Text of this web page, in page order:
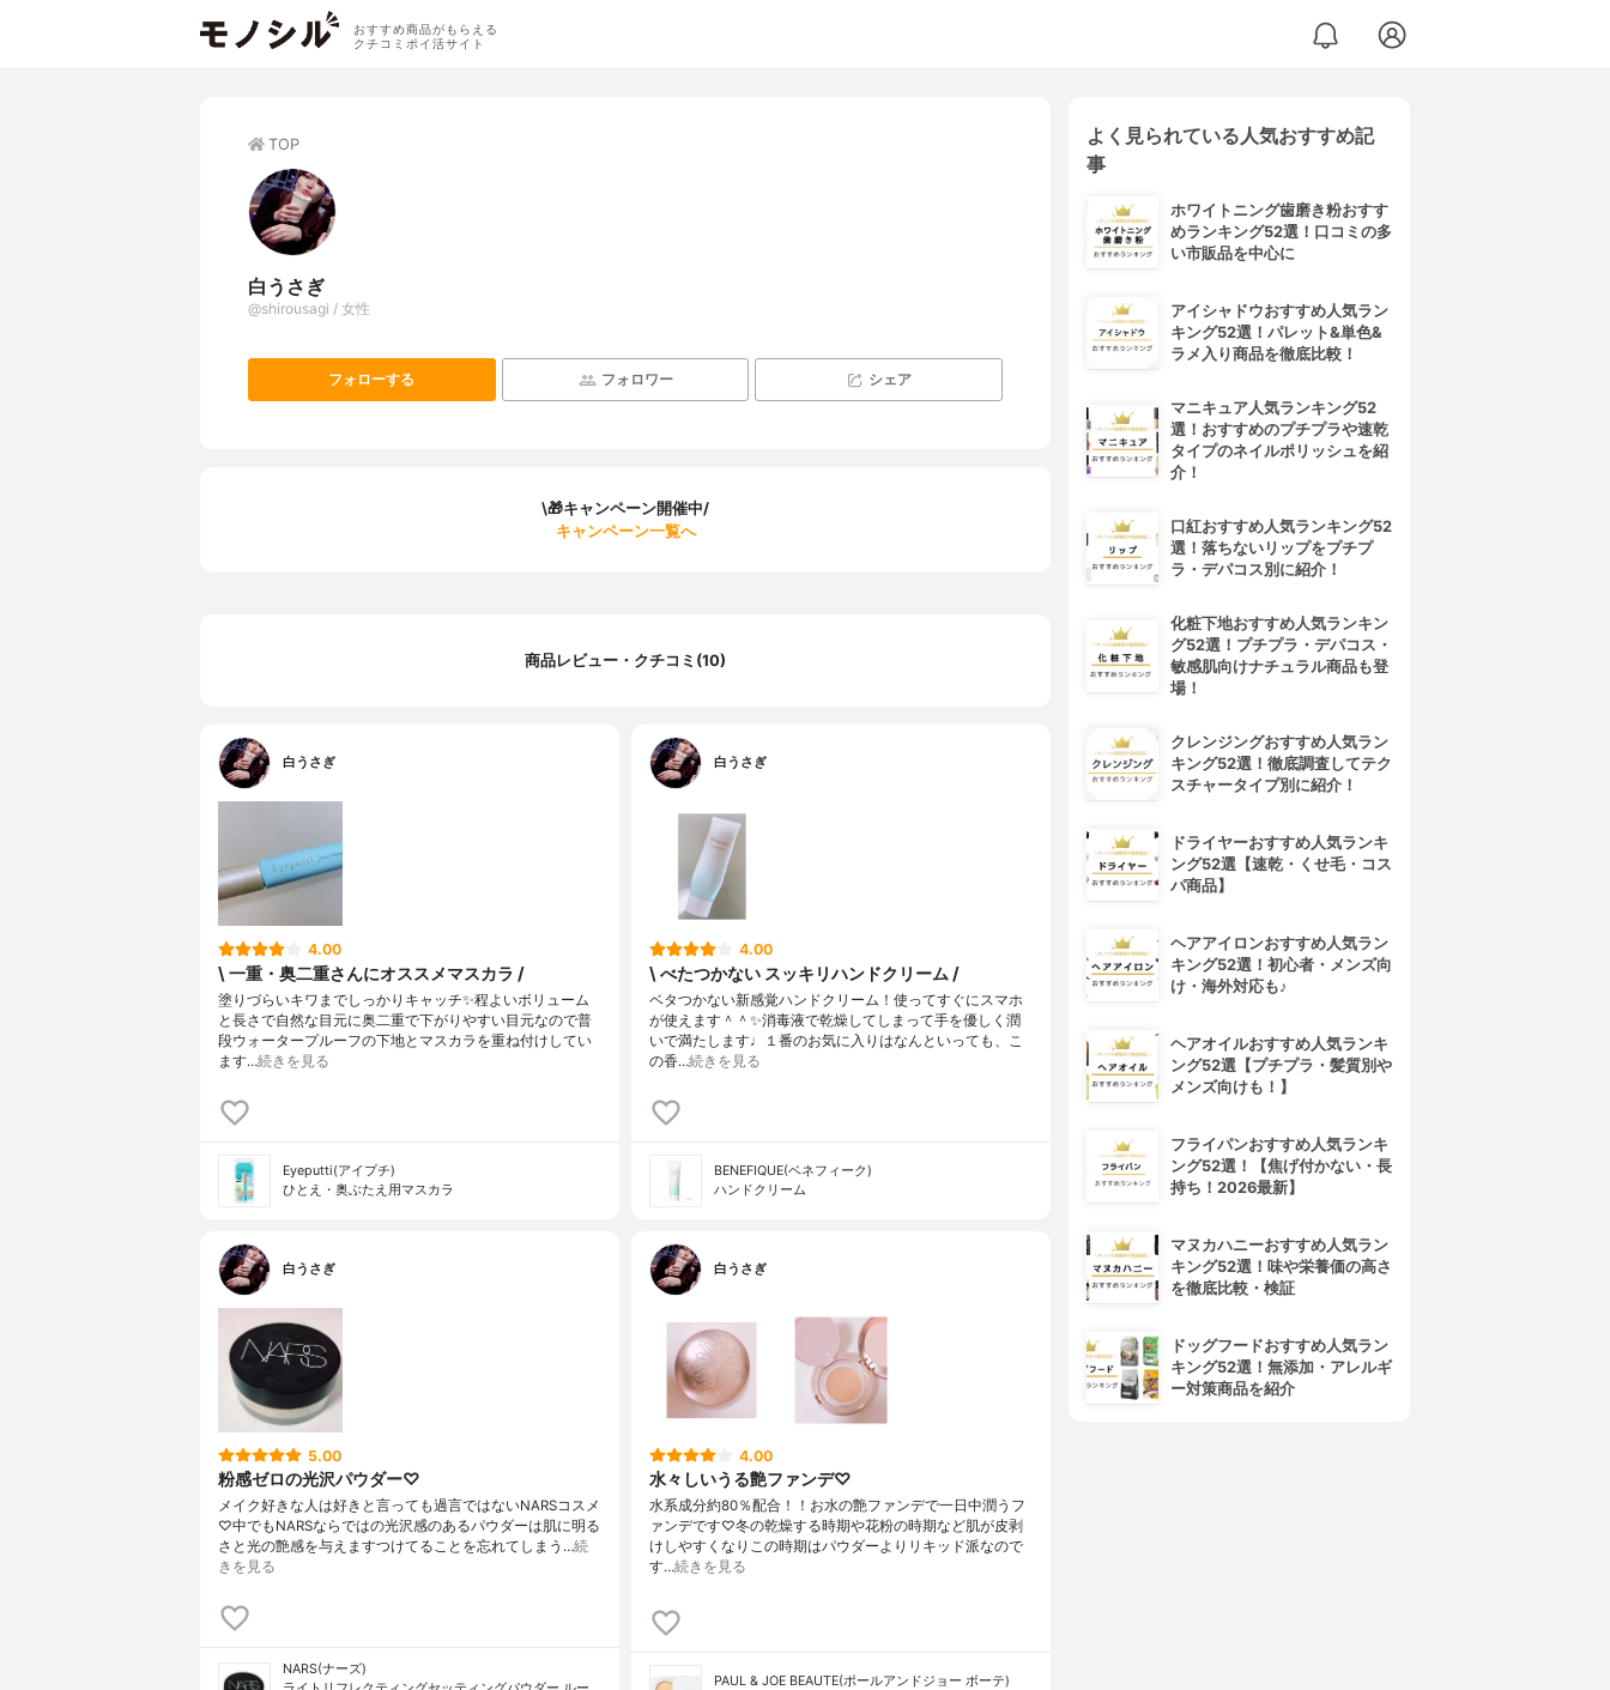
おすすめ商品がもらえる
クチコミポイ活サイト
TOP
白うさぎ
@shirousagi / 女性
フォローする フォロワー シェア
\🎁キャンペーン開催中/
キャンペーン一覧へ
商品レビュー・クチコミ(10)
白うさぎ
4.00
\ 一重・奥二重さんにオススメマスカラ /
塗りづらいキワまでしっかりキャッチ✨程よいボリューム
と長さで自然な目元に奥二重で下がりやすい目元なので普
段ウォータープルーフの下地とマスカラを重ね付けしてい
ます…続きを見る
Eyeputti(アイプチ)
ひとえ・奥ぶたえ用マスカラ
白うさぎ
4.00
\ べたつかない スッキリハンドクリーム /
ベタつかない新感覚ハンドクリーム！使ってすぐにスマホ
が使えます＾＾✨消毒液で乾燥してしまって手を優しく潤
いで満たします♩１番のお気に入りはなんといっても、こ
の香…続きを見る
BENEFIQUE(ベネフィーク)
ハンドクリーム
白うさぎ
5.00
粉感ゼロの光沢パウダー♡
メイク好きな人は好きと言っても過言ではないNARSコスメ
♡中でもNARSならではの光沢感のあるパウダーは肌に明る
さと光の艶感を与えますつけてることを忘れてしまう…続
きを見る
NARS(ナーズ)
白うさぎ
4.00
水々しいうる艶ファンデ♡
水系成分約80％配合！！お水の艶ファンデで一日中潤うフ
ァンデです♡冬の乾燥する時期や花粉の時期など肌が皮剥
けしやすくなりこの時期はパウダーよりリキッド派なので
す…続きを見る
PAUL & JOE BEAUTE(ポールアンドジョー ボーテ)
よく見られている人気おすすめ記
事
ホワイトニング歯磨き粉おすす
めランキング52選！口コミの多
い市販品を中心に
アイシャドウおすすめ人気ラン
キング52選！パレット&単色&
ラメ入り商品を徹底比較！
マニキュア人気ランキング52
選！おすすめのプチプラや速乾
タイプのネイルポリッシュを紹
介！
口紅おすすめ人気ランキング52
選！落ちないリップをプチプ
ラ・デパコス別に紹介！
化粧下地おすすめ人気ランキン
グ52選！プチプラ・デパコス・
敏感肌向けナチュラル商品も登
場！
クレンジングおすすめ人気ラン
キング52選！徹底調査してテク
スチャータイプ別に紹介！
ドライヤーおすすめ人気ランキ
ング52選【速乾・くせ毛・コス
パ商品】
ヘアアイロンおすすめ人気ラン
キング52選！初心者・メンズ向
け・海外対応も♪
ヘアオイルおすすめ人気ランキ
ング52選【プチプラ・髪質別や
メンズ向けも！】
フライパンおすすめ人気ランキ
ング52選！【焦げ付かない・長
持ち！2026最新】
マヌカハニーおすすめ人気ラン
キング52選！味や栄養価の高さ
を徹底比較・検証
ドッグフードおすすめ人気ラン
キング52選！無添加・アレルギ
ー対策商品を紹介